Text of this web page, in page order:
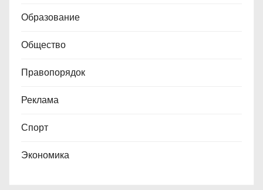
Образование
Общество
Правопорядок
Реклама
Спорт
Экономика